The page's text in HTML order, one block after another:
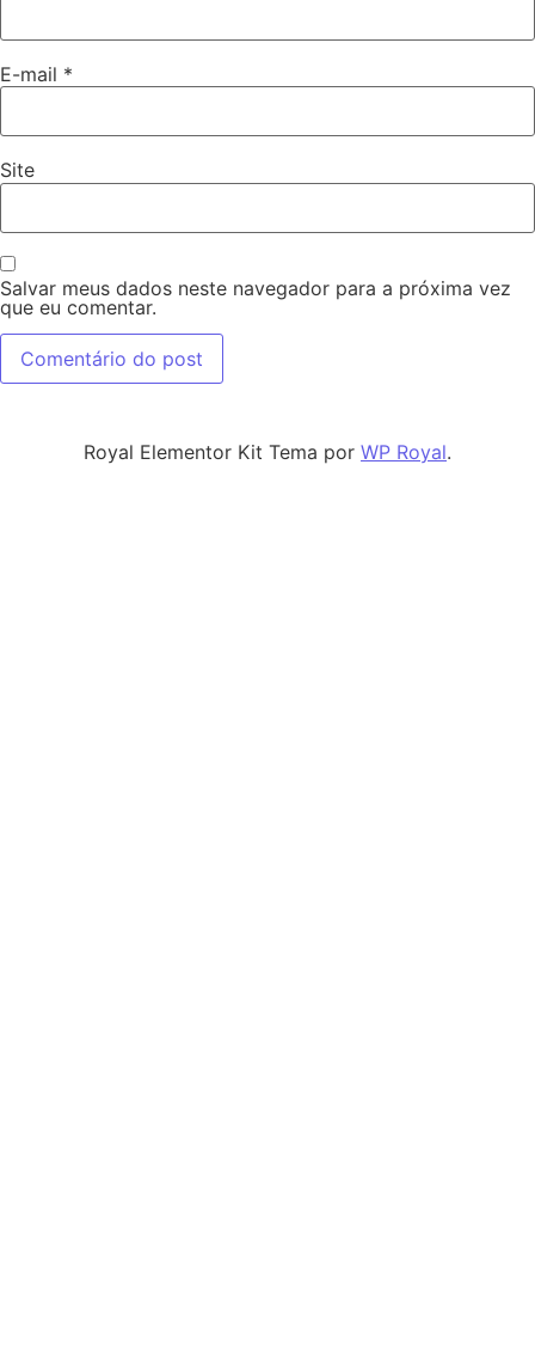
E-mail *
Site
Salvar meus dados neste navegador para a próxima vez
que eu comentar.
Royal Elementor Kit Tema por WP Royal.